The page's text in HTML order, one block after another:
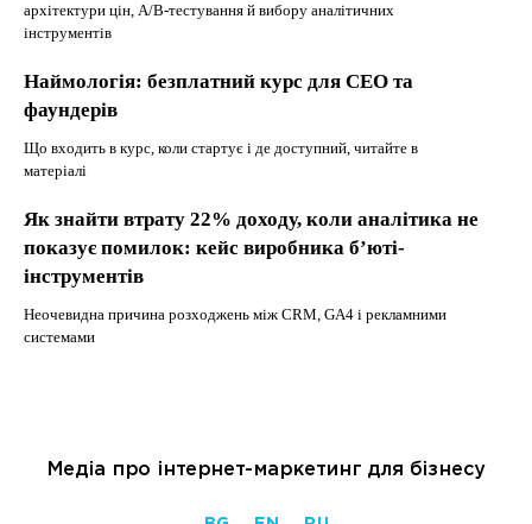
архітектури цін, A/B-тестування й вибору аналітичних
інструментів
Наймологія: безплатний курс для CEO та
фаундерів
Що входить в курс, коли стартує і де доступний, читайте в
матеріалі
Як знайти втрату 22% доходу, коли аналітика не
показує помилок: кейс виробника б’юті-
інструментів
Неочевидна причина розходжень між CRM, GA4 і рекламними
системами
Медіа про інтернет-маркетинг для бізнесу